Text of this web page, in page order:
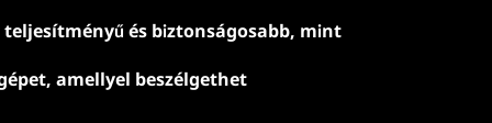
teljesítményű és biztonságosabb, mint
amellyel beszélgethet